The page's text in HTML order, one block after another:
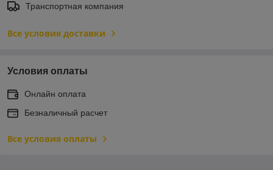
Транспортная компания
Все условия доставки
Условия оплаты
Онлайн оплата
Безналичный расчет
Все условия оплаты